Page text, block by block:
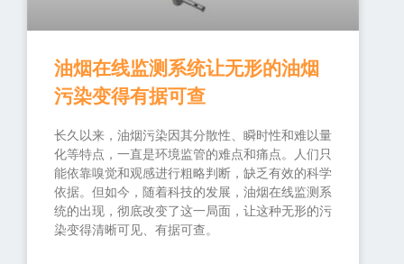
油烟在线监测系统让无形的油烟
污染变得有据可查
长久以来，油烟污染因其分散性、瞬时性和难以量
化等特点，一直是环境监管的难点和痛点。人们只
能依靠嗅觉和观感进行粗略判断，缺乏有效的科学
依据。但如今，随着科技的发展，油烟在线监测系
统的出现，彻底改变了这一局面，让这种无形的污
染变得清晰可见、有据可查。